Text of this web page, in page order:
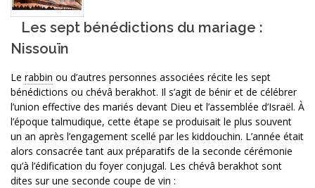
Les sept bénédictions du mariage :
Nissouïn
Le rabbin ou d’autres personnes associées récite les sept
bénédictions ou chévâ berakhot. Il s’agit de bénir et de célébrer
l’union effective des mariés devant Dieu et l’assemblée d’Israël. À
l’époque talmudique, cette étape se produisait le plus souvent
un an après l’engagement scellé par les kiddouchin. L’année était
alors consacrée tant aux préparatifs de la seconde cérémonie
qu’à l’édification du foyer conjugal. Les chévâ berakhot sont
dites sur une seconde coupe de vin :